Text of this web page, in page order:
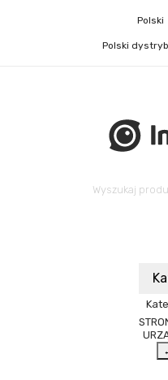
Polski
Polski